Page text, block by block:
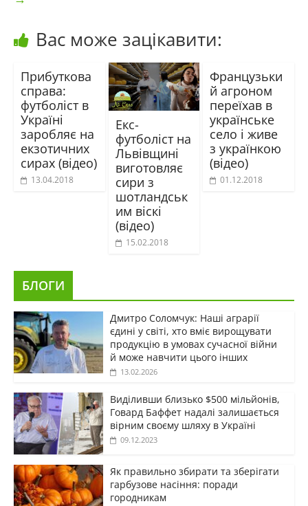
Вас може зацікавити:
Прибуткова
справа:
футболіст в
Україні
заробляє на
екзотичних
сирах (відео)
13.04.2018
Екс-
футболіст на
Львівщині
виготовляє
сири з
шотландськ
им віскі
(відео)
15.02.2018
Французьки
й агроном
переїхав в
українське
село і живе
з українкою
(відео)
01.12.2018
БЛОГИ
Дмитро Соломчук: Наші аграрії
єдині у світі, хто вміє вирощувати
продукцію в умовах сучасної війни
й може навчити цього інших
13.02.2026
Виділивши близько $500 мільйонів,
Говард Баффет надалі залишається
вірним своєму шляху в Україні
09.12.2023
Як правильно збирати та зберігати
гарбузове насіння: поради
городникам